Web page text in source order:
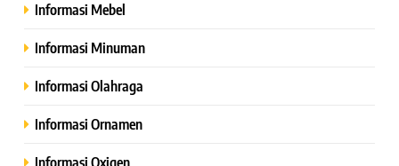
Informasi Mebel
Informasi Minuman
Informasi Olahraga
Informasi Ornamen
Informasi Oxigen